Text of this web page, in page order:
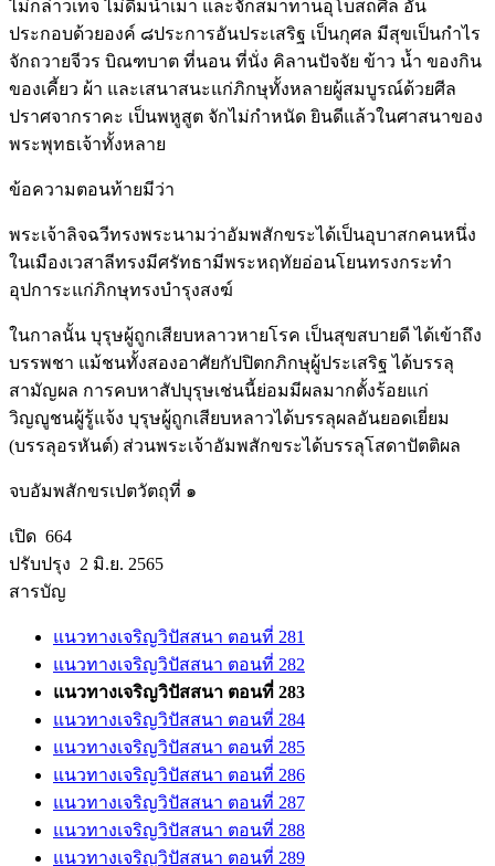
ไม่กล่าวเท็จ ไม่ดื่มน้ำเมา และจักสมาทานอุโบสถศีล อัน
ประกอบด้วยองค์ ๘ประการอันประเสริฐ เป็นกุศล มีสุขเป็นกำไร
จักถวายจีวร บิณฑบาต ที่นอน ที่นั่ง คิลานปัจจัย ข้าว น้ำ ของกิน
ของเคี้ยว ผ้า และเสนาสนะแก่ภิกษุทั้งหลายผู้สมบูรณ์ด้วยศีล
ปราศจากราคะ เป็นพหูสูต จักไม่กำหนัด ยินดีแล้วในศาสนาของ
พระพุทธเจ้าทั้งหลาย
ข้อความตอนท้ายมีว่า
พระเจ้าลิจฉวีทรงพระนามว่าอัมพสักขระได้เป็นอุบาสกคนหนึ่ง
ในเมืองเวสาลีทรงมีศรัทธามีพระหฤทัยอ่อนโยนทรงกระทำ
อุปการะแก่ภิกษุทรงบำรุงสงฆ์
ในกาลนั้น บุรุษผู้ถูกเสียบหลาวหายโรค เป็นสุขสบายดี ได้เข้าถึง
บรรพชา แม้ชนทั้งสองอาศัยกัปปิตกภิกษุผู้ประเสริฐ ได้บรรลุ
สามัญผล การคบหาสัปบุรุษเช่นนี้ย่อมมีผลมากตั้งร้อยแก่
วิญญูชนผู้รู้แจ้ง บุรุษผู้ถูกเสียบหลาวได้บรรลุผลอันยอดเยี่ยม
(บรรลุอรหันต์) ส่วนพระเจ้าอัมพสักขระได้บรรลุโสดาปัตติผล
จบอัมพสักขรเปตวัตถุที่ ๑
เปิด 664
ปรับปรุง 2 มิ.ย. 2565
สารบัญ
แนวทางเจริญวิปัสสนา ตอนที่ 281
แนวทางเจริญวิปัสสนา ตอนที่ 282
แนวทางเจริญวิปัสสนา ตอนที่ 283
แนวทางเจริญวิปัสสนา ตอนที่ 284
แนวทางเจริญวิปัสสนา ตอนที่ 285
แนวทางเจริญวิปัสสนา ตอนที่ 286
แนวทางเจริญวิปัสสนา ตอนที่ 287
แนวทางเจริญวิปัสสนา ตอนที่ 288
แนวทางเจริญวิปัสสนา ตอนที่ 289